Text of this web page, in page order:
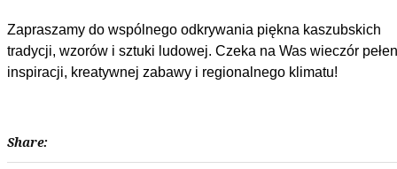
Zapraszamy do wspólnego odkrywania piękna kaszubskich
tradycji, wzorów i sztuki ludowej. Czeka na Was wieczór pełen
inspiracji, kreatywnej zabawy i regionalnego klimatu!
Share: